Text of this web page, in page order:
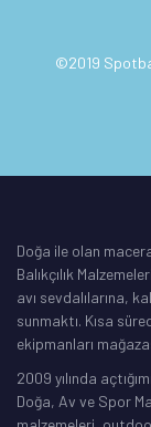
©2019
Doğa ile olan
Balıkçılık
avı sevdalılarına,
sunmaktı. Kısa
ekipmanları
2009 yılında
Doğa, Av ve Spor